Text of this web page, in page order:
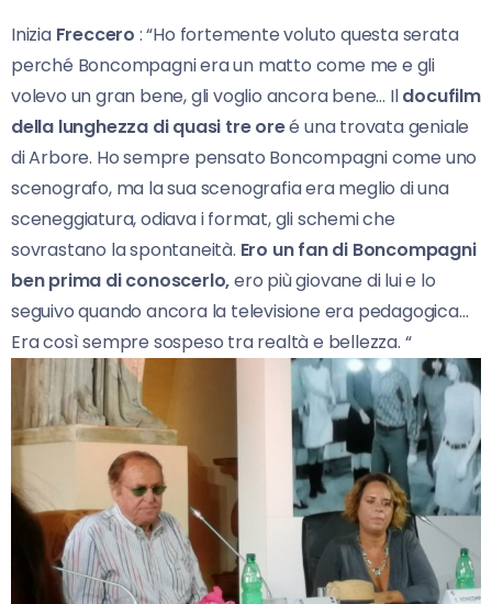
Inizia Freccero : “Ho fortemente voluto questa serata
perché Boncompagni era un matto come me e gli
volevo un gran bene, gli voglio ancora bene… Ildocufilm
della lunghezza di quasi tre oreé una trovata geniale
di Arbore. Ho sempre pensato Boncompagni come uno
scenografo, ma la sua scenografia era meglio di una
sceneggiatura, odiava i format, gli schemi che
sovrastano la spontaneità. Ero un fan di Boncompagni
ben prima di conoscerlo,ero più giovane di lui e lo
seguivo quando ancora la televisione era pedagogica…
Era così sempre sospeso tra realtà e bellezza. “